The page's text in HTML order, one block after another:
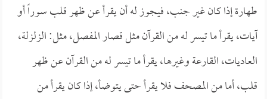
طهارة إذا كان غير جنب، فيجوز له أن يقرأ عن ظهر قلب سوراً أو
آيات، يقرأ ما تيسر له من القرآن مثل قصار المفصل، مثل: الزلزلة،
العاديات، القارعة وغيرها، يقرأ ما تيسر له من القرآن عن ظهر
قلب، أما من المصحف فلا يقرأ حتى يتوضأ، إذا كان يقرأ من